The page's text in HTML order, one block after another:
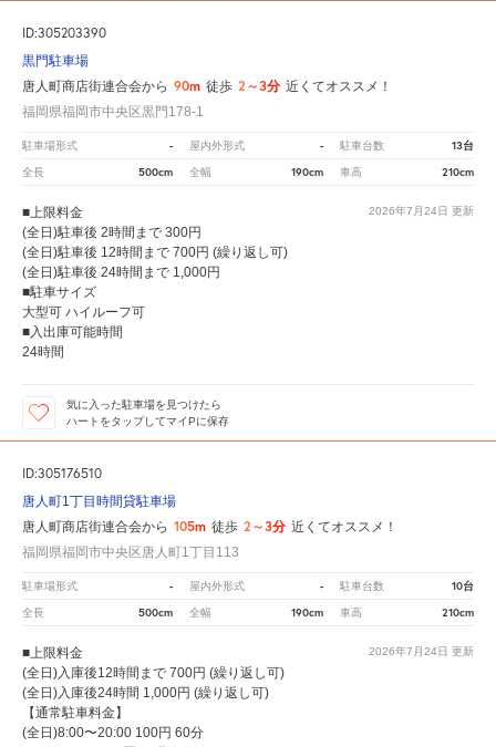
ID:305203390
黒門駐車場
唐人町商店街連合会から 90m 徒歩 2～3分 近くてオススメ！
福岡県福岡市中央区黒門178-1
駐車場形式 - 屋内外形式 - 駐車台数 13台
全長 500cm 全幅 190cm 車高 210cm
2026年7月24日 更新
■上限料金
(全日)駐車後 2時間まで 300円
(全日)駐車後 12時間まで 700円 (繰り返し可)
(全日)駐車後 24時間まで 1,000円
■駐車サイズ
大型可 ハイルーフ可
■入出庫可能時間
24時間
気に入った駐車場を見つけたら
ハートをタップしてマイPに保存
ID:305176510
唐人町1丁目時間貸駐車場
唐人町商店街連合会から 105m 徒歩 2～3分 近くてオススメ！
福岡県福岡市中央区唐人町1丁目113
駐車場形式 - 屋内外形式 - 駐車台数 10台
全長 500cm 全幅 190cm 車高 210cm
2026年7月24日 更新
■上限料金
(全日)入庫後12時間まで 700円 (繰り返し可)
(全日)入庫後24時間 1,000円 (繰り返し可)
【通常駐車料金】
(全日)8:00〜20:00 100円 60分